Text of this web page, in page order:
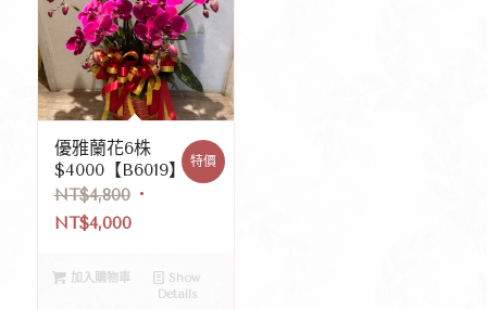
優雅蘭花6株
$4000【B6019】
NT$4,800
NT$4,000
特價
加入購物車
Show
Details